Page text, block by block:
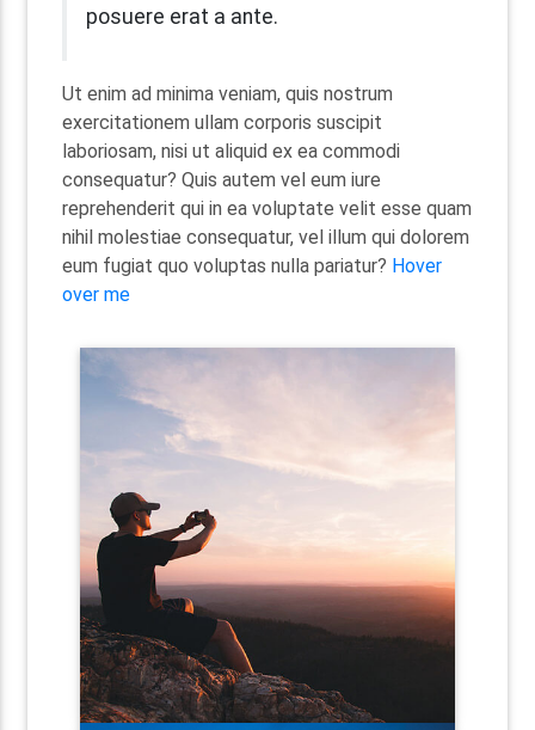
posuere erat a ante.
Ut enim ad minima veniam, quis nostrum
exercitationem ullam corporis suscipit
laboriosam, nisi ut aliquid ex ea commodi
consequatur? Quis autem vel eum iure
reprehenderit qui in ea voluptate velit esse quam
nihil molestiae consequatur, vel illum qui dolorem
eum fugiat quo voluptas nulla pariatur? Hover
over me